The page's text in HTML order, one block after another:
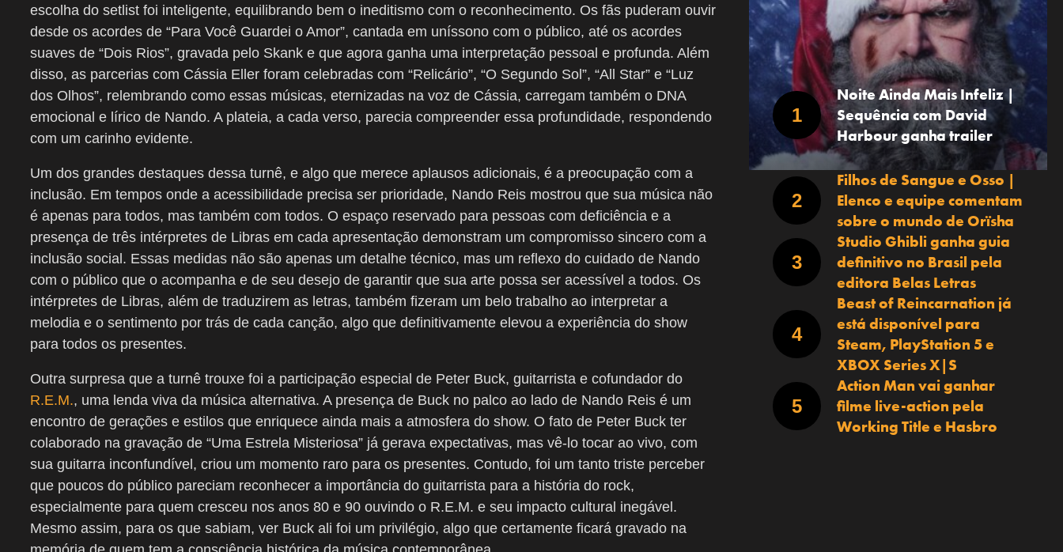
escolha do setlist foi inteligente, equilibrando bem o ineditismo com o reconhecimento. Os fãs puderam ouvir
desde os acordes de “Para Você Guardei o Amor”, cantada em uníssono com o público, até os acordes
suaves de “Dois Rios”, gravada pelo Skank e que agora ganha uma interpretação pessoal e profunda. Além
disso, as parcerias com Cássia Eller foram celebradas com “Relicário”, “O Segundo Sol”, “All Star” e “Luz
dos Olhos”, relembrando como essas músicas, eternizadas na voz de Cássia, carregam também o DNA
emocional e lírico de Nando. A plateia, a cada verso, parecia compreender essa profundidade, respondendo
com um carinho evidente.
Um dos grandes destaques dessa turnê, e algo que merece aplausos adicionais, é a preocupação com a
inclusão. Em tempos onde a acessibilidade precisa ser prioridade, Nando Reis mostrou que sua música não
é apenas para todos, mas também com todos. O espaço reservado para pessoas com deficiência e a
presença de três intérpretes de Libras em cada apresentação demonstram um compromisso sincero com a
inclusão social. Essas medidas não são apenas um detalhe técnico, mas um reflexo do cuidado de Nando
com o público que o acompanha e de seu desejo de garantir que sua arte possa ser acessível a todos. Os
intérpretes de Libras, além de traduzirem as letras, também fizeram um belo trabalho ao interpretar a
melodia e o sentimento por trás de cada canção, algo que definitivamente elevou a experiência do show
para todos os presentes.
Outra surpresa que a turnê trouxe foi a participação especial de Peter Buck, guitarrista e cofundador do
R.E.M., uma lenda viva da música alternativa. A presença de Buck no palco ao lado de Nando Reis é um
encontro de gerações e estilos que enriquece ainda mais a atmosfera do show. O fato de Peter Buck ter
colaborado na gravação de “Uma Estrela Misteriosa” já gerava expectativas, mas vê-lo tocar ao vivo, com
sua guitarra inconfundível, criou um momento raro para os presentes. Contudo, foi um tanto triste perceber
que poucos do público pareciam reconhecer a importância do guitarrista para a história do rock,
especialmente para quem cresceu nos anos 80 e 90 ouvindo o R.E.M. e seu impacto cultural inegável.
Mesmo assim, para os que sabiam, ver Buck ali foi um privilégio, algo que certamente ficará gravado na
Noite Ainda Mais Infeliz |
Sequência com David
Harbour ganha trailer
Filhos de Sangue e Osso |
Elenco e equipe comentam
sobre o mundo de Orïsha
Studio Ghibli ganha guia
definitivo no Brasil pela
editora Belas Letras
Beast of Reincarnation já
está disponível para
Steam, PlayStation 5 e
XBOX Series X|S
Action Man vai ganhar
filme live-action pela
Working Title e Hasbro